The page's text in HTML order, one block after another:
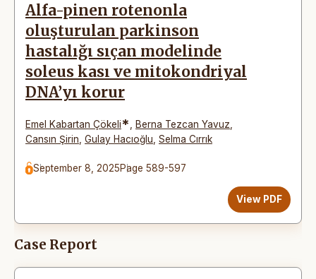
Alfa-pinen rotenonla
oluşturulan parkinson
hastalığı sıçan modelinde
soleus kası ve mitokondriyal
DNA’yı korur
Emel Kabartan Çökeli* Berna Tezcan Yavuz
Cansın Şirin Gulay Hacıoğlu Selma Cırrık
September 8, 2025Page 589-597
View PDF
Case Report